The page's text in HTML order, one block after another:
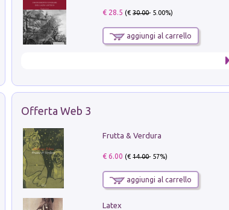
€ 28.5 (€30.00- 5.00%)
aggiungi al carrello
Offerta Web 3
Frutta & Verdura
€ 6.00 (€14.00- 57%)
aggiungi al carrello
Latex